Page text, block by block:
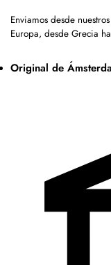
Enviamos desde
Europa, desde Grecia
Original de